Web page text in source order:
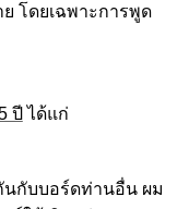
โดยเฉพาะการพูด
ปี ได้แก่
กับบอร์ดท่านอื่น ผม